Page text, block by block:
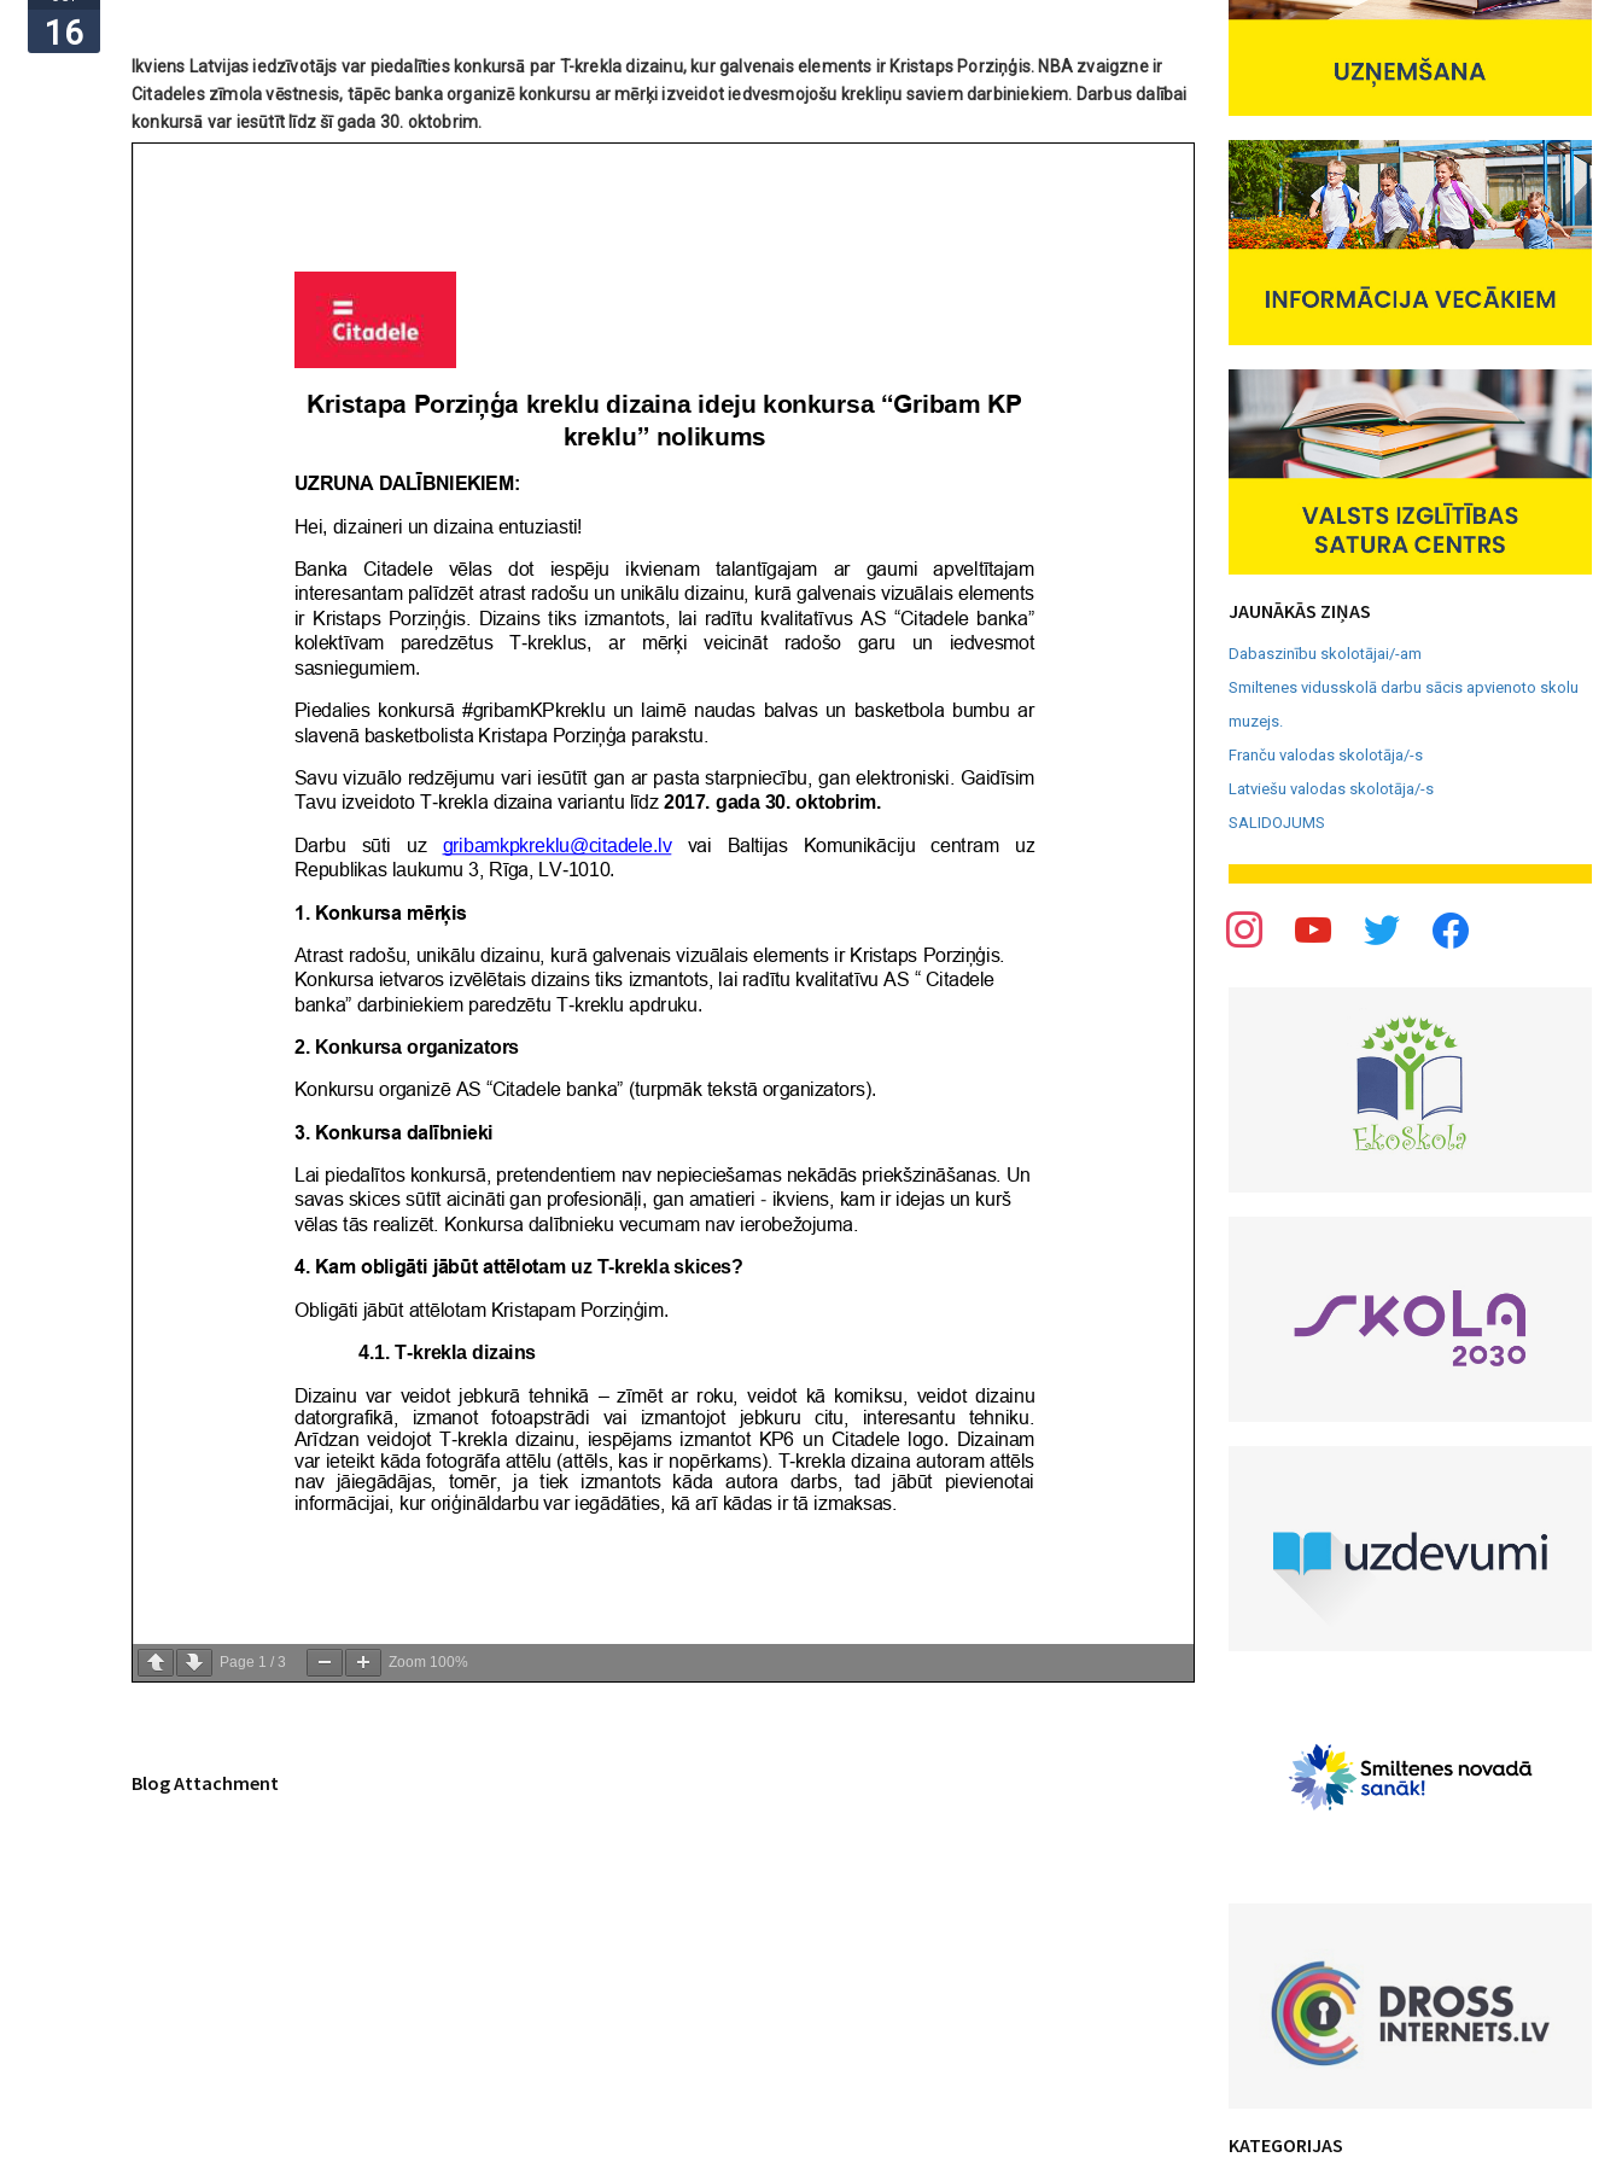
16
Ikviens Latvijas iedzīvotājs var piedalīties konkursā par T-krekla dizainu, kur galvenais elements ir Kristaps Porziņģis. NBA zvaigzne ir
Citadeles zīmola vēstnesis, tāpēc banka organizē konkursu ar mērķi izveidot iedvesmojošu krekliņu saviem darbiniekiem. Darbus dalībai
konkursā var iesūtīt līdz šī gada 30. oktobrim.
Page 1 / 3 Zoom 100%
Blog Attachment
JAUNĀKĀS ZIŅAS
Dabaszinību skolotājai/-am
Smiltenes vidusskolā darbu sācis apvienoto skolu
muzejs.
Franču valodas skolotāja/-s
Latviešu valodas skolotāja/-s
SALIDOJUMS
KATEGORIJAS